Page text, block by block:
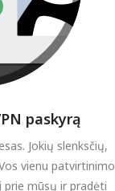
paskyrą
Jokių slenksčių,
vienu patvirtinimo
mūsų ir pradėti